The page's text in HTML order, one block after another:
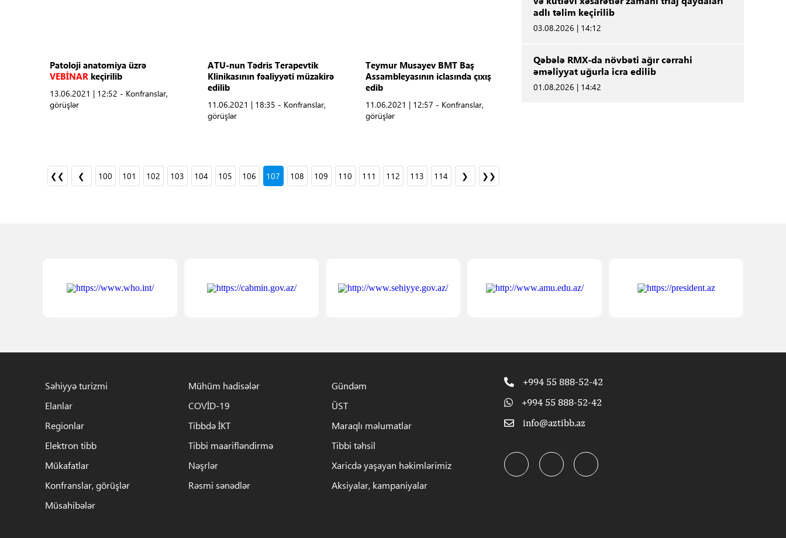
Patoloji anatomiya üzrə
VEBİNAR keçirilib
13.06.2021 | 12:52 - Konfranslar,
görüşlər
ATU-nun Tədris Terapevtik
Klinikasının fəaliyyəti müzakirə
edilib
11.06.2021 | 18:35 - Konfranslar,
görüşlər
Teymur Musayev BMT Baş
Assambleyasının iclasında çıxış
edib
11.06.2021 | 12:57 - Konfranslar,
görüşlər
❮❮ ❮ 100 101 102 103 104 105 106 107 108 109 110 111 112 113 114 ❯ ❯❯
adlı təlim keçirilib
03.08.2026 | 14:12
Qəbələ RMX-da növbəti ağır cərrahi
əməliyyat uğurla icra edilib
01.08.2026 | 14:42
Səhiyyə turizmi Mühüm hadisələr
Gündəm
Elanlar
COVİD-19
ÜST
Regionlar
Tibbdə İKT
Maraqlı məlumatlar
Elektron tibb
Tibbi maarifləndirmə
Tibbi təhsil
Mükafatlar
Nəşrlər
Xaricdə yaşayan həkimlərimiz
Konfranslar, görüşlər
Rəsmi sənədlər
Aksiyalar, kampaniyalar
Müsahibələr
+994 55 888-52-42
+994 55 888-52-42
info@aztibb.az